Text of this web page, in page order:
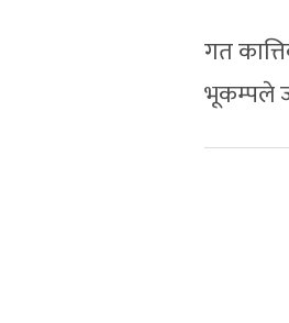
गत
भूकम्पले